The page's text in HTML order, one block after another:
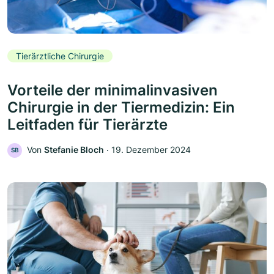
Tierärztliche Chirurgie
Vorteile der minimalinvasiven
Chirurgie in der Tiermedizin: Ein
Leitfaden für Tierärzte
SB Von Stefanie Bloch ‧ 19. Dezember 2024